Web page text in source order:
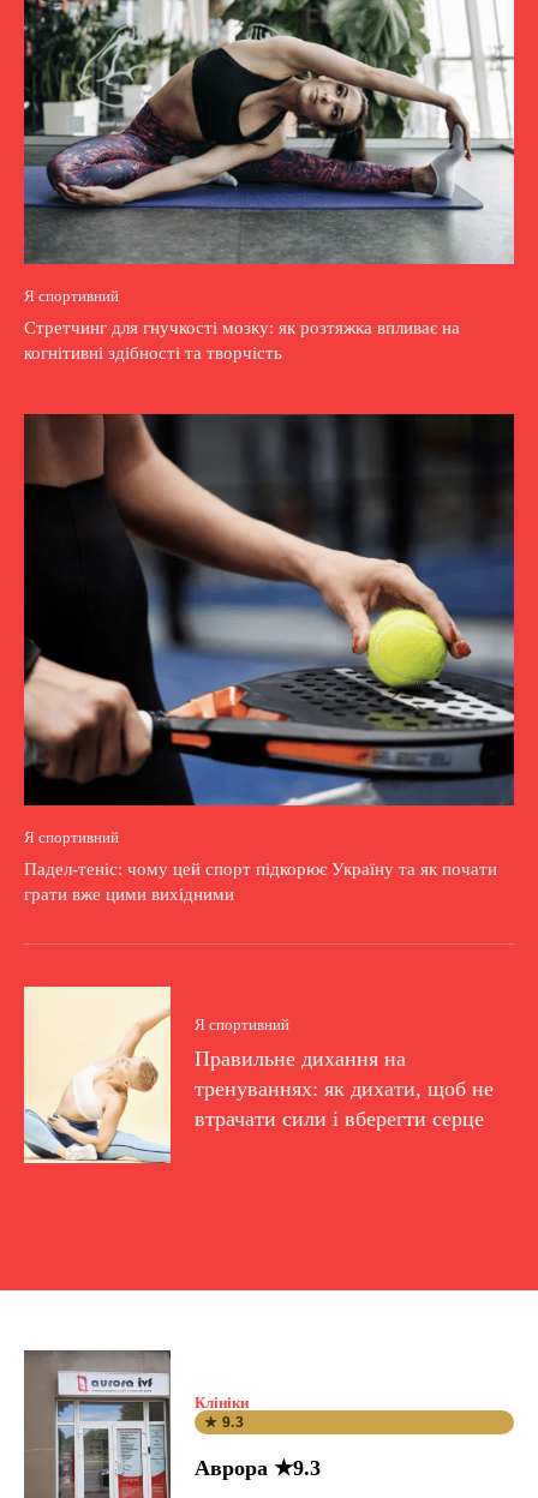
Я спортивний
Стретчинг для гнучкості мозку: як розтяжка впливає на
когнітивні здібності та творчість
Я спортивний
Падел-теніс: чому цей спорт підкорює Україну та як почати
грати вже цими вихідними
Я спортивний
Правильне дихання на
тренуваннях: як дихати, щоб не
втрачати сили і вберегти серце
Клініки
★ 9.3
Аврора ★9.3